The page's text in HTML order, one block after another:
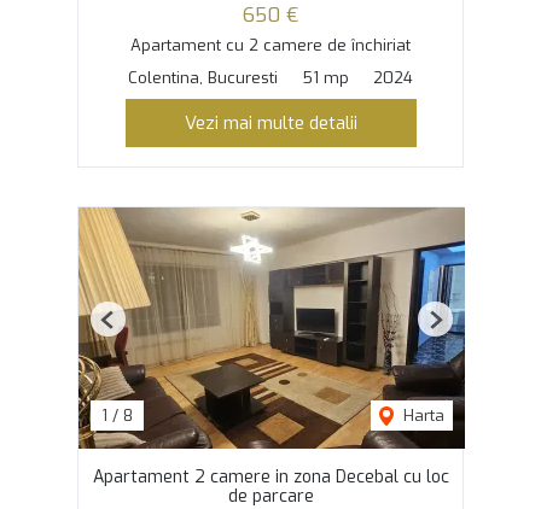
650 €
Apartament cu 2 camere de închiriat
Colentina, Bucuresti
51 mp 2024
Vezi mai multe detalii
1 / 8 Harta
Previous Next
Apartament 2 camere in zona Decebal cu loc
de parcare